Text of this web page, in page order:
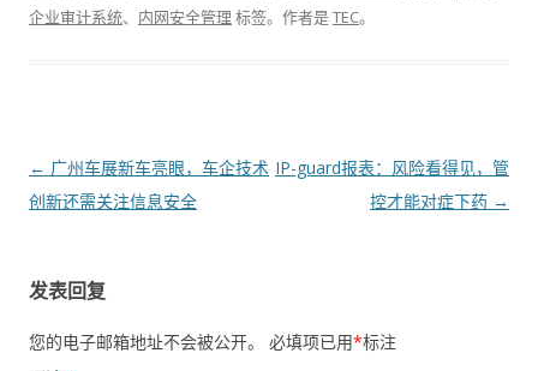
企业审计系统、 内网安全管理 标签。 作者是TEC。
文章导航
← 广州车展新车亮眼，车企技术
创新还需关注信息安全
IP-guard报表：风险看得见，管
控才能对症下药 →
发表回复
您的电子邮箱地址不会被公开。 必填项已用*标注